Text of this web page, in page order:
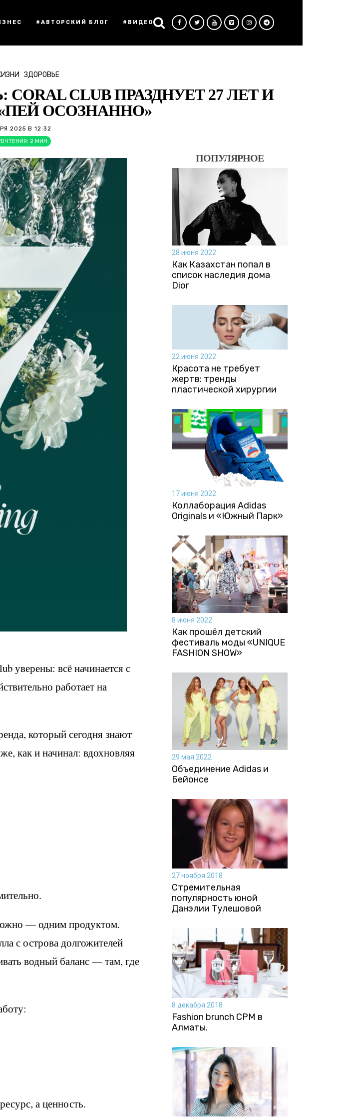
#АВТОРСКИЙ БЛОГ #ВИДЕО
ЗДОРОВЬЕ
CLUB ПРАЗДНУЕТ 27 ЛЕТ И
ОСОЗНАННО»
2025 В 12:32
2 МИН.
уверены: всё начинается с
работает на
который сегодня знают
как и начинал: вдохновляя
— одним продуктом.
с острова долгожителей
водный баланс — там, где
а ценность.
ПОПУЛЯРНОЕ
28 июня 2022
Как Казахстан попал в
список наследия дома
Dior
22 июня 2022
Красота не требует
жертв: тренды
пластической хирургии
17 июня 2022
Коллаборация Аdidas
Originals и «Южный Парк»
8 июня 2022
Как прошёл детский
фестиваль моды «UNIQUE
FASHION SHOW»
29 мая 2022
Объединение Adidas и
Бейонсе
27 ноября 2018
Стремительная
популярность юной
Данэлии Тулешовой
8 декабря 2018
Fashion brunch CPM в
Алматы.